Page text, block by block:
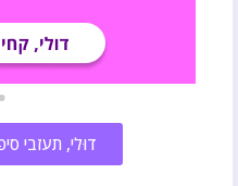
דוּלי, תעזבי